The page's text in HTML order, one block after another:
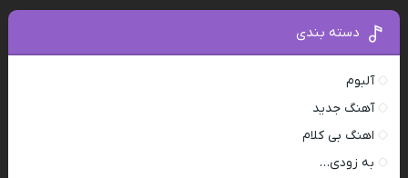
دسته بندی
آلبوم
آهنگ جدید
اهنگ بی کلام
به زودی…